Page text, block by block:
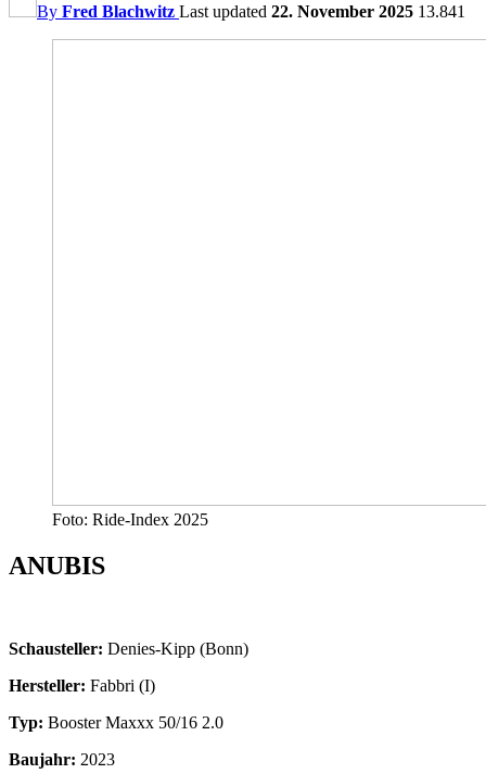
By Fred Blachwitz Last updated 22. November 2025 13.841
Foto: Ride-Index 2025
ANUBIS
Schausteller: Denies-Kipp (Bonn)
Hersteller: Fabbri (I)
Typ: Booster Maxxx 50/16 2.0
Baujahr: 2023